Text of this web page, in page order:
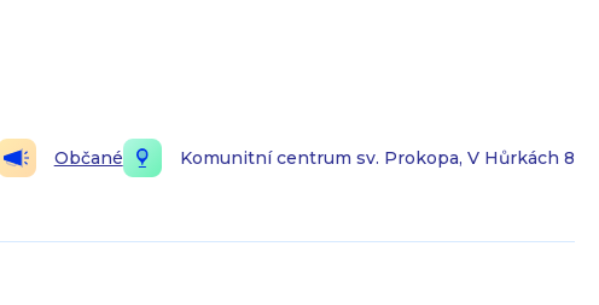
Občané Komunitní centrum sv. Prokopa, V Hůrkách 8